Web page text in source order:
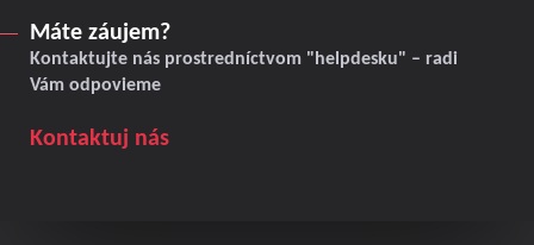
Máte záujem?
Kontaktujte nás prostredníctvom "helpdesku" – radi
Vám odpovieme
Kontaktuj nás
Kontaktuj nás